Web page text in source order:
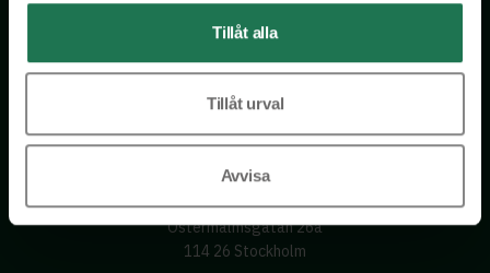
Tillåt alla
Tillåt urval
Avvisa
Wisory International AB
c/o A House Ark
Östermalmsgatan 26a
114 26 Stockholm